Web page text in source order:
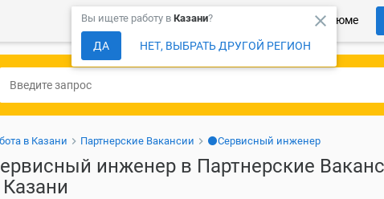
Более 150 000 компаний ждут Ваше резюме
close
Вы ищете работу в Казани?
ДА НЕТ, ВЫБРАТЬ ДРУГОЙ РЕГИОН
в Казани Партнерские Вакансии ⚫Сервисный инженер
инженер в Партнерские